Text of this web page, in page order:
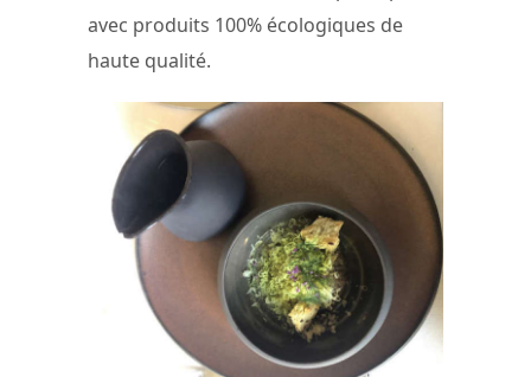
avec produits 100% écologiques de
haute qualité.